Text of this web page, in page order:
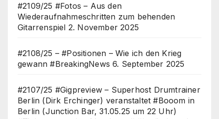
#2109/25 #Fotos – Aus den
Wiederaufnahmeschritten zum behenden
Gitarrenspiel 2. November 2025
#2108/25 – #Positionen – Wie ich den Krieg
gewann #BreakingNews 6. September 2025
#2107/25 #Gigpreview – Superhost Drumtrainer
Berlin (Dirk Erchinger) veranstaltet #Booom in
Berlin (Junction Bar, 31.05.25 um 22 Uhr)